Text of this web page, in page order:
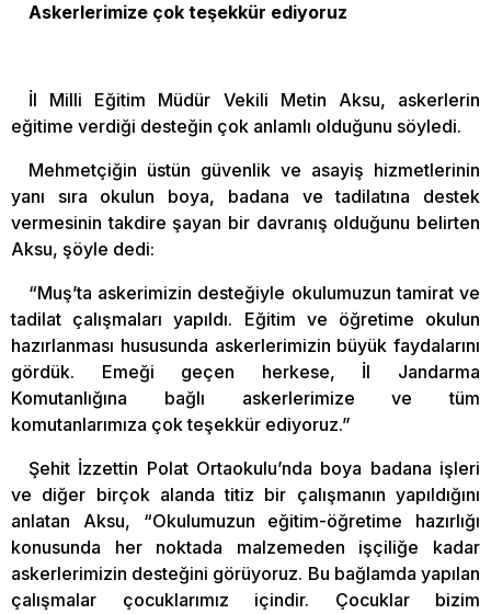
Askerlerimize çok teşekkür ediyoruz
İl Milli Eğitim Müdür Vekili Metin Aksu, askerlerin
eğitime verdiği desteğin çok anlamlı olduğunu söyledi.
Mehmetçiğin üstün güvenlik ve asayiş hizmetlerinin
yanı sıra okulun boya, badana ve tadilatına destek
vermesinin takdire şayan bir davranış olduğunu belirten
Aksu, şöyle dedi:
“Muş’ta askerimizin desteğiyle okulumuzun tamirat ve
tadilat çalışmaları yapıldı. Eğitim ve öğretime okulun
hazırlanması hususunda askerlerimizin büyük faydalarını
gördük. Emeği geçen herkese, İl Jandarma
Komutanlığına bağlı askerlerimize ve tüm
komutanlarımıza çok teşekkür ediyoruz.”
Şehit İzzettin Polat Ortaokulu’nda boya badana işleri
ve diğer birçok alanda titiz bir çalışmanın yapıldığını
anlatan Aksu, “Okulumuzun eğitim-öğretime hazırlığı
konusunda her noktada malzemeden işçiliğe kadar
askerlerimizin desteğini görüyoruz. Bu bağlamda yapılan
çalışmalar çocuklarımız içindir. Çocuklar bizim